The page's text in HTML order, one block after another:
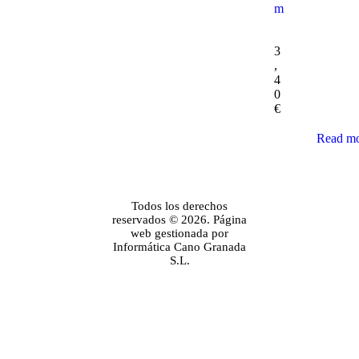
m
3
,
4
0
€
Read
Todos los derechos
reservados © 2026. Página
web gestionada por
Informática Cano Granada
S.L.